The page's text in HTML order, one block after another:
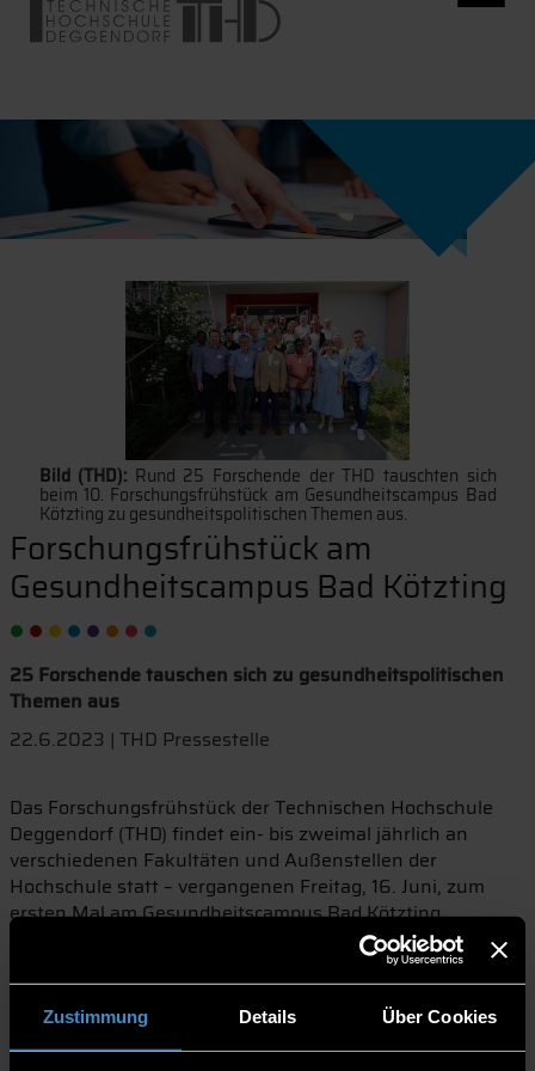
Zustimmung Details Über Cookies
Bild (THD): Rund 25 Forschende der THD tauschten sich
beim 10. Forschungsfrühstück am Gesundheitscampus Bad
Kötzting zu gesundheitspolitischen Themen aus.
Forschungsfrühstück am
Gesundheitscampus Bad Kötzting
25 Forschende tauschen sich zu gesundheitspolitischen
Themen aus
22.6.2023 | THD Pressestelle
Das Forschungsfrühstück der Technischen Hochschule
Deggendorf (THD) findet ein- bis zweimal jährlich an
verschiedenen Fakultäten und Außenstellen der
Hochschule statt – vergangenen Freitag, 16. Juni, zum
ersten Mal am Gesundheitscampus Bad Kötzting.
Eingeladen hatte das Zentrum für angewandte Forschung
der THD. Insgesamt nahmen rund 25 Forschende
verschiedener Fachbereiche, an der Veranstaltung teil, um
den Gesundheitscampus und dessen Projekte
kennenzulernen und sich untereinander auszutauschen.